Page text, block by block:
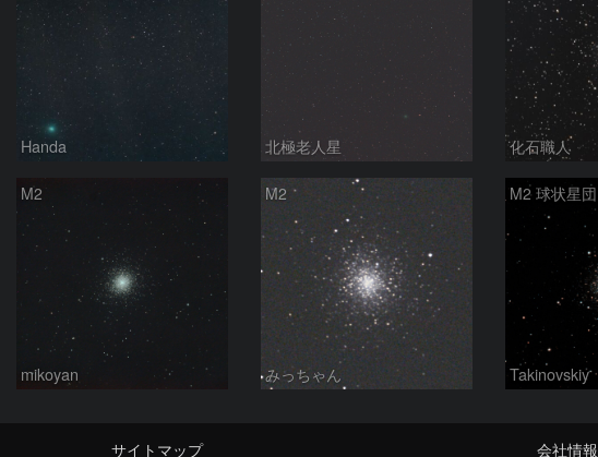
Handa 北極老人星 化石職人
M2
mikoyan
M2
みっちゃん
M2 球状星団
Takinovskiy
サイトマップ 会社情報